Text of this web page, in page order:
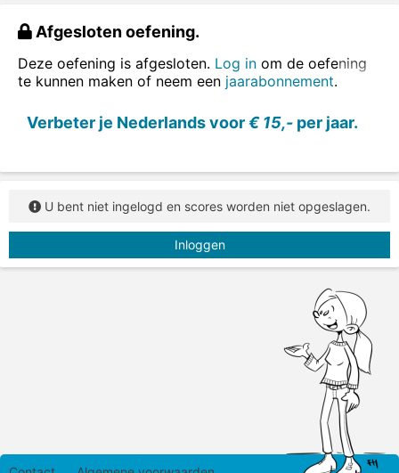
Zet het woord in het enkelvoud en zet daar het
goede lidwoord voor
(kies uit of ).
Afgesloten oefening.
Deze oefening is afgesloten. Log in om de oefening
te kunnen maken of neem een jaarabonnement.
Verbeter je Nederlands voor€ 15,- per jaar.
U bent niet ingelogd en scores worden niet opgeslagen.
Inloggen